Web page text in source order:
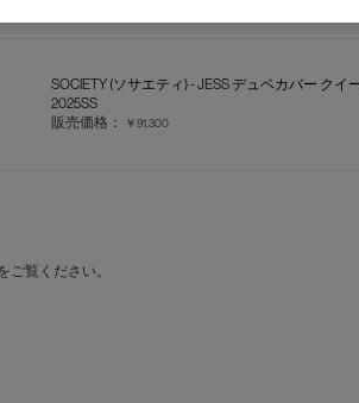
SOCIETY (ソサエティ) - JESS デュベカバー クイ
2025SS
販売価格：
￥91,300
覧ください。